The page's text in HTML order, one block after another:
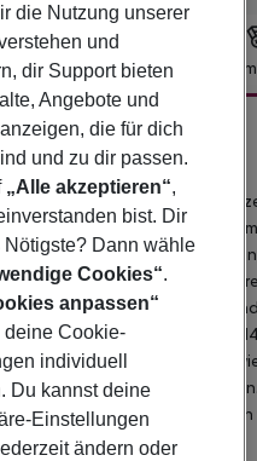
beliebt bei Naturisten und
und
ca. 45 km, Krk ca. 20 km).
Bars und Restaurants
wie ein Kino
erreichbar: Plitvice lakes (ca.
Urlaub sorgen ein Taxistand
rund 35 km Entfernung
(RJK) ist ca. 25 km entfernt.
die Nutzung unserer
und
dir Support bieten
Angebote und
die für dich
und zu dir passen.
„Alle akzeptieren“,
bist. Dir
Nötigste? Dann wähle
Cookies“.
anpassen“
deine Cookie-
individuell
Du kannst deine
Einstellungen
ändern oder